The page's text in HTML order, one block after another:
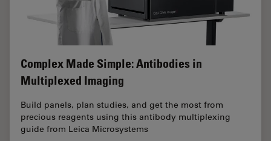
Complex Made Simple: Antibodies in
Multiplexed Imaging
Build panels, plan studies, and get the most from
precious reagents using this antibody multiplexing
guide from Leica Microsystems